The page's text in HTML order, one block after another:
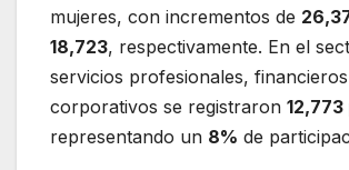
mujeres, con incrementos de
18,723, respectivamente. En el
servicios profesionales,
corporativos se registraron
representando un 8% de